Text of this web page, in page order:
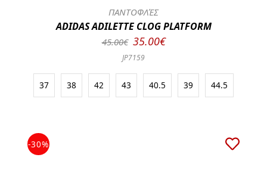
ΠΑΝΤΟΦΛΈΣ
ADIDAS ADILETTE CLOG PLATFORM
45.00€ 35.00€
JP7159
37 38 42 43 40.5 39 44.5
-30%